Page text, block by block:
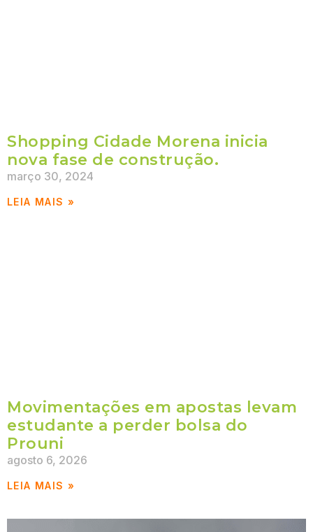
Shopping Cidade Morena inicia
nova fase de construção.
março 30, 2024
LEIA MAIS »
Movimentações em apostas levam
estudante a perder bolsa do
Prouni
agosto 6, 2026
LEIA MAIS »